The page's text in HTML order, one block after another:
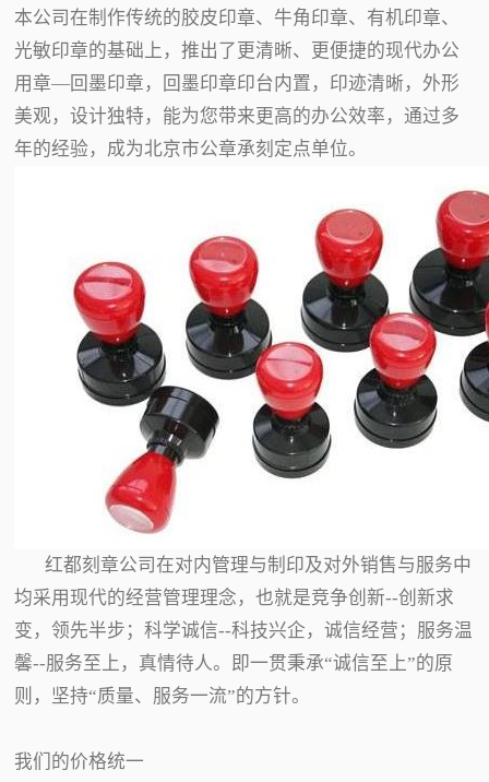
本公司在制作传统的胶皮印章、牛角印章、有机印章、
光敏印章的基础上，推出了更清晰、更便捷的现代办公
用章—回墨印章，回墨印章印台内置，印迹清晰，外形
美观，设计独特，能为您带来更高的办公效率，通过多
年的经验，成为北京市公章承刻定点单位。
红都刻章公司在对内管理与制印及对外销售与服务中
均采用现代的经营管理理念，也就是竞争创新--创新求
变，领先半步；科学诚信--科技兴企，诚信经营；服务温
馨--服务至上，真情待人。即一贯秉承“诚信至上”的原
则，坚持“质量、服务一流”的方针。
我们的价格统一